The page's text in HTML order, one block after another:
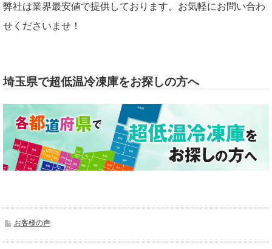
弊社は業界最安値で提供しております。お気軽にお問い合わ
せくださいませ！
埼玉県で超低温冷凍庫をお探しの方へ
お客様の声